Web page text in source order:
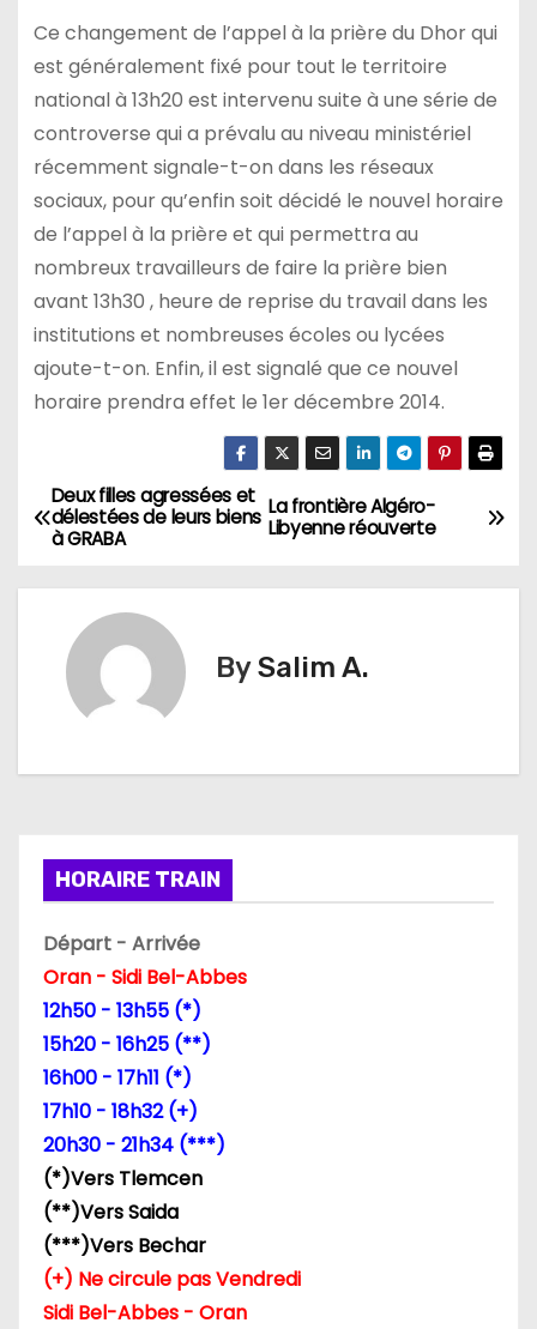
Ce changement de l’appel à la prière du Dhor qui
est généralement fixé pour tout le territoire
national à 13h20 est intervenu suite à une série de
controverse qui a prévalu au niveau ministériel
récemment signale-t-on dans les réseaux
sociaux, pour qu’enfin soit décidé le nouvel horaire
de l’appel à la prière et qui permettra au
nombreux travailleurs de faire la prière bien
avant 13h30 , heure de reprise du travail dans les
institutions et nombreuses écoles ou lycées
ajoute-t-on. Enfin, il est signalé que ce nouvel
horaire prendra effet le 1er décembre 2014.
N
o
n
d
e
a
r
t
La frontière Algéro-
Libyenne réouverte
Deux filles agressées et
délestées de leurs biens
à GRABA
BySalim A.
HORAIRE TRAIN
Départ - Arrivée
Oran - Sidi Bel-Abbes
12h50 - 13h55 (*)
15h20 - 16h25 (**)
16h00 - 17h11 (*)
17h10 - 18h32 (+)
20h30 - 21h34 (***)
(*)Vers Tlemcen
(**)Vers Saida
(***)Vers Bechar
(+) Ne circule pas Vendredi
Sidi Bel-Abbes - Oran